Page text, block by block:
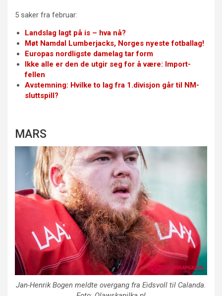
5 saker fra februar:
Landslag lagt på is – hva nå?
Møt Namdal Lumberjacks, Norges nyeste fotballag!
Europas nordligste damelag tar form
Ikke alle er den de utgir seg for å være: Import-
fellen
Avstemning: Hvilke to lag fra 1.divisjon går til NM-
sluttspill?
MARS
Jan-Henrik Bogen meldte overgang fra Eidsvoll til Calanda.